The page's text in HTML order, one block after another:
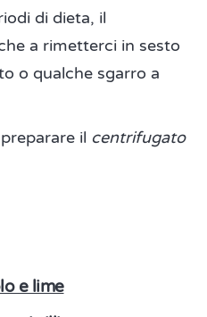
di dieta, il
a rimetterci in sesto
o qualche sgarro a
il centrifugato
e lime